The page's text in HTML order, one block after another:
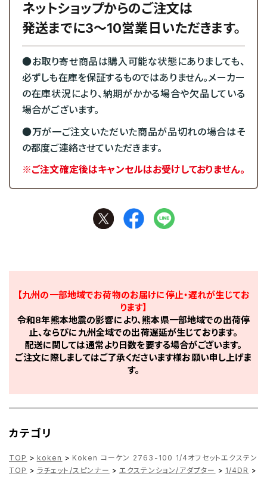
ネットショップからのご注文は
発送までに3～10営業日いただきます。
●お取り寄せ商品は購入可能な状態にありましても、
必ずしも在庫を保証するものではありません。メーカー
の在庫状況により、納期がかかる場合や欠品している
場合がございます。
●万が一ご注文いただいた商品が品切れの場合はそ
の都度ご連絡させていただきます。
※ご注文確定後はキャンセルはお受けしておりません。
【九州の一部地域でお荷物のお届けに停止・遅れが生じてお
ります】
令和8年熊本地震の影響により、熊本県一部地域での出荷停
止、ならびに九州全域での出荷遅延が生じております。
配送に関しては通常より日数を要する場合がございます。
ご注文に際しましてはご了承くださいます様お願い申し上げま
す。
カテゴリ
TOP > koken > Koken コーケン 2763-100 1/4オフセットエクステン
TOP > ラチェット/スピンナー > エクステンション/アダプター > 1/4DR >